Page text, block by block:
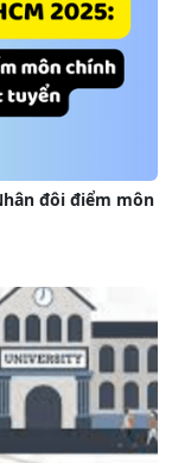
đôi điểm môn